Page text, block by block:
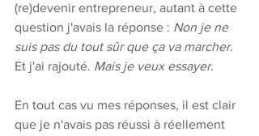
(re)devenir entrepreneur, autant à cette
question j'avais la réponse : Non je ne
suis pas du tout sûr que ça va marcher.
Et j'ai rajouté. Mais je veux essayer.
En tout cas vu mes réponses, il est clair
que je n'avais pas réussi à réellement